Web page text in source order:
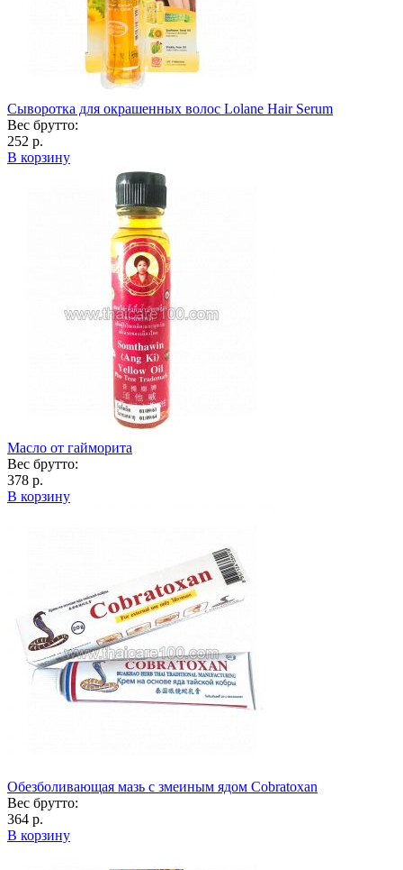
Сыворотка для окрашенных волос Lolane Hair Serum
Вес брутто:
252 р.
В корзину
Масло от гайморита
Вес брутто:
378 р.
В корзину
Обезболивающая мазь с змеиным ядом Cobratoxan
Вес брутто:
364 р.
В корзину